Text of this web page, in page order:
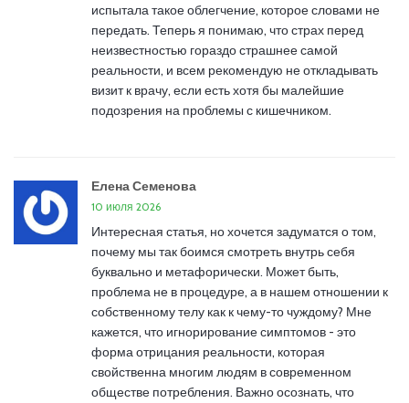
испытала такое облегчение, которое словами не
передать. Теперь я понимаю, что страх перед
неизвестностью гораздо страшнее самой
реальности, и всем рекомендую не откладывать
визит к врачу, если есть хотя бы малейшие
подозрения на проблемы с кишечником.
Елена Семенова
10 июля 2026
Интересная статья, но хочется задуматся о том,
почему мы так боимся смотреть внутрь себя
буквально и метафорически. Может быть,
проблема не в процедуре, а в нашем отношении к
собственному телу как к чему-то чуждому? Мне
кажется, что игнорирование симптомов - это
форма отрицания реальности, которая
свойственна многим людям в современном
обществе потребления. Важно осознать, что